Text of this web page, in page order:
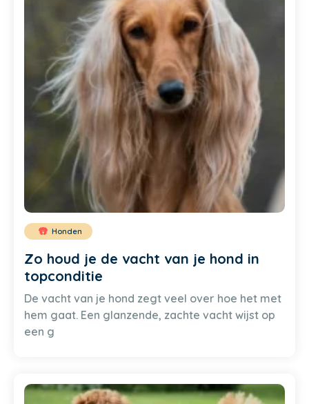
Honden
Zo houd je de vacht van je hond in
topconditie
De vacht van je hond zegt veel over hoe het met
hem gaat. Een glanzende, zachte vacht wijst op
een g